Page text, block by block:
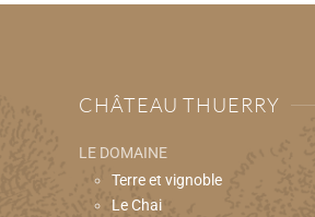
CHÂTEAU THUERRY
LE DOMAINE
Terre et vignoble
Le Chai